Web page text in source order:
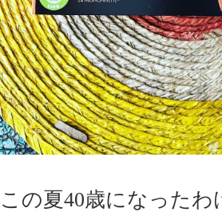
この夏40歳になったわ